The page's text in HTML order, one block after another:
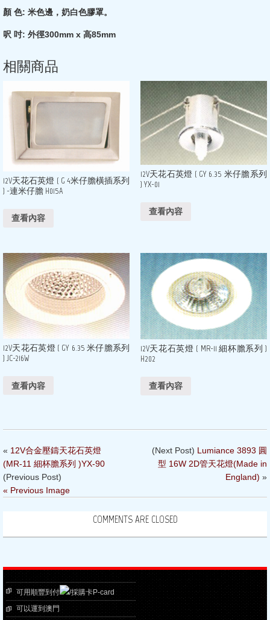
顏 色: 米色邊，奶白色膠罩。
呎 吋: 外徑300mm x 高85mm
相關商品
12V天花石英燈 ( G 4米仔膽橫插系列
) -連米仔膽 H015A
查看內容
12V天花石英燈 ( GY 6.35 米仔膽系列
) YX-01
查看內容
12V天花石英燈 ( GY 6.35 米仔膽系列
) JC-216W
查看內容
12V天花石英燈 ( MR-11 細杯膽系列 )
H202
查看內容
« 12V合金壓鑄天花石英燈
(MR-11 細杯膽系列 )YX-90
(Previous Post)
(Next Post) Lumiance 3893 圓
型 16W 2D管天花燈(Made in
England) »
« Previous Image
COMMENTS ARE CLOSED
可用順豐到付
/採購卡P-card
可以運到澳門